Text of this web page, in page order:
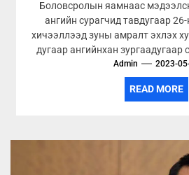
Боловсролын яамнаас
ангийн сурагчид тавдугаар
хичээллээд зуны амралт эхлэх
дугаар ангийнхан
бол...
Admin 2023-
READ MORE